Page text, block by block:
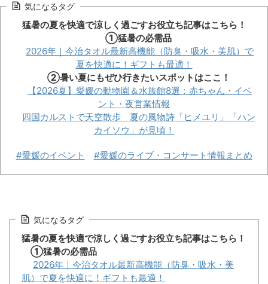
気になるタグ
猛暑の夏を快適で涼しく過ごすお役立ち記事はこちら！
①猛暑の必需品
2026年｜今治タオル最新高機能（防臭・吸水・美肌）で
夏を快適に！ギフトも最適！
②暑い夏にもぜひ行きたいスポットはここ！
【2026夏】愛媛の動物園＆水族館8選：赤ちゃん・イベ
ント・夜営業情報
四国カルストで天空散歩 夏の風物詩「ヒメユリ」「ハン
カイソウ」が見頃！
#愛媛のイベント #愛媛のライブ・コンサート情報まとめ
気になるタグ
猛暑の夏を快適で涼しく過ごすお役立ち記事はこちら！
①猛暑の必需品
2026年｜今治タオル最新高機能（防臭・吸水・美
肌）で夏を快適に！ギフトも最適！